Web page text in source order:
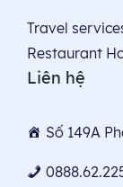
Travel
Restaurant
Liên hệ
Số 149A